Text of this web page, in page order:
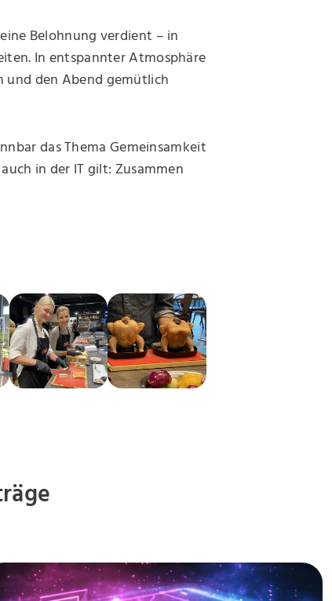
Belohnung verdient – in
In entspannter Atmosphäre
und den Abend gemütlich
das Thema Gemeinsamkeit
in der IT gilt: Zusammen